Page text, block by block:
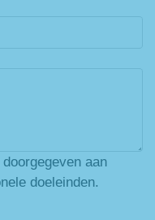
aan
doeleinden.